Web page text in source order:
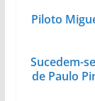
Piloto
Sucedem-
de Paulo